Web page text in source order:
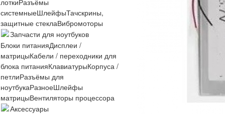
лоткиРазъёмы
системныеШлейфыТачскрины,
защитные стеклаВибромоторы
Запчасти для ноутбуков
Блоки питанияДисплеи /
матрицыКабели / переходники для
блока питанияКлавиатурыКорпуса /
петлиРазъёмы для
ноутбукаРазноеШлейфы
матрицыВентиляторы процессора
Аксессуары